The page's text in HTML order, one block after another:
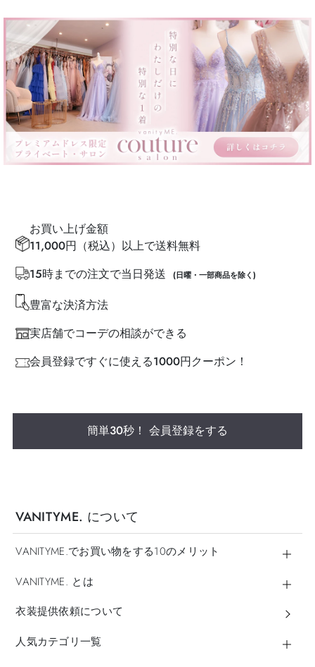
お買い上げ金額
11,000円（税込）以上で送料無料
15時までの注文で当日発送
(日曜・一部商品を除く)
豊富な決済方法
実店舗でコーデの相談ができる
会員登録ですぐに使える1000円クーポン！
簡単30秒！ 会員登録をする
VANITYME. について
VANITYME.でお買い物をする10のメリット
VANITYME. とは
衣装提供依頼について
人気カテゴリ一覧